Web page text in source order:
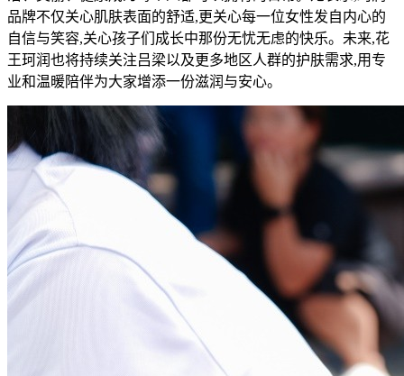
品牌不仅关心肌肤表面的舒适,更关心每一位女性发自内心的
自信与笑容,关心孩子们成长中那份无忧无虑的快乐。未来,花
王珂润也将持续关注吕梁以及更多地区人群的护肤需求,用专
业和温暖陪伴为大家增添一份滋润与安心。